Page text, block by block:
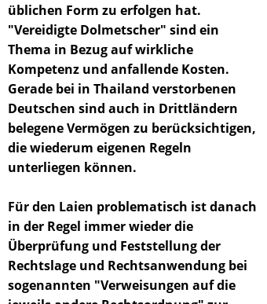
üblichen Form zu erfolgen hat.
"Vereidigte Dolmetscher" sind ein
Thema in Bezug auf wirkliche
Kompetenz und anfallende Kosten.
Gerade bei in Thailand verstorbenen
Deutschen sind auch in Drittländern
belegene Vermögen zu berücksichtigen,
die wiederum eigenen Regeln
unterliegen können.
Für den Laien problematisch ist danach
in der Regel immer wieder die
Überprüfung und Feststellung der
Rechtslage und Rechtsanwendung bei
sogenannten "Verweisungen auf die